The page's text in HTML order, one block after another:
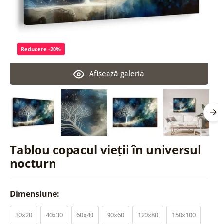
Tablou copacul vieții în universul
nocturn
Afişează galeria
Reducere -20%
Dimensiune:
30x20 40x30 60x40 90x60 120x80 150x100